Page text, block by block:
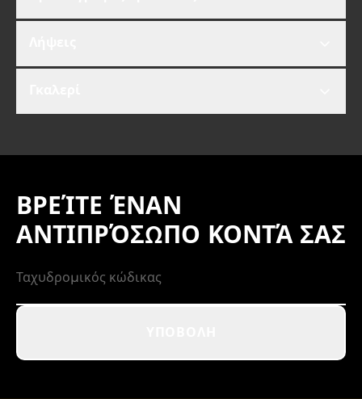
ΒΡΕΊΤΕ ΈΝΑΝ
ΑΝΤΙΠΡΌΣΩΠΟ ΚΟΝΤΆ ΣΑΣ